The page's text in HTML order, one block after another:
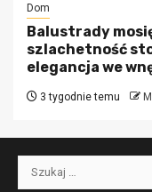
Dom
Balustrady
szlachetność
elegancja we
3 tygodnie temu
Szukaj: